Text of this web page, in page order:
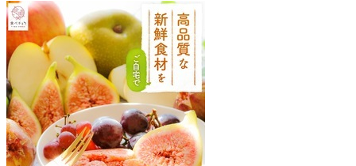
協
和
町
施
設
園
芸
協
同
組